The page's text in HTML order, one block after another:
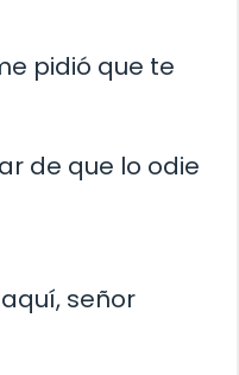
pidió que te
de que lo odie
señor